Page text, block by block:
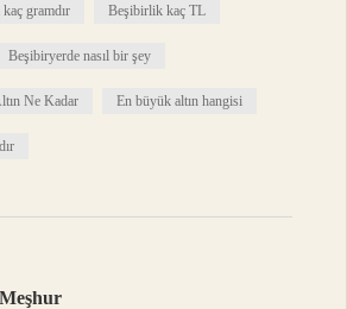
gramdır Beşibirlik kaç TL
Beşibiryerde nasıl bir şey
Ne Kadar En büyük altın hangisi